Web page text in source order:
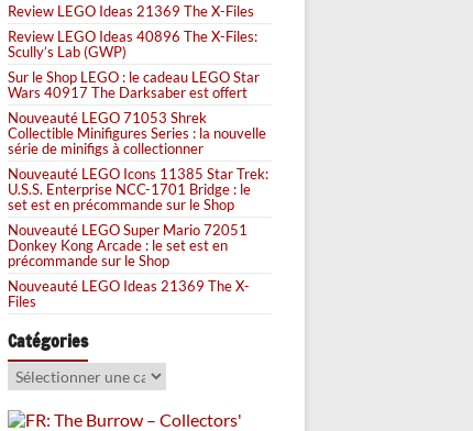
Review LEGO Ideas 21369 The X-Files
Review LEGO Ideas 40896 The X-Files:
Scully’s Lab (GWP)
Sur le Shop LEGO : le cadeau LEGO Star
Wars 40917 The Darksaber est offert
Nouveauté LEGO 71053 Shrek
Collectible Minifigures Series : la nouvelle
série de minifigs à collectionner
Nouveauté LEGO Icons 11385 Star Trek:
U.S.S. Enterprise NCC-1701 Bridge : le
set est en précommande sur le Shop
Nouveauté LEGO Super Mario 72051
Donkey Kong Arcade : le set est en
précommande sur le Shop
Nouveauté LEGO Ideas 21369 The X-
Files
Catégories
Catégories